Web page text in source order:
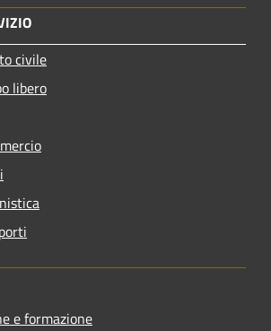
civile
libero
e formazione